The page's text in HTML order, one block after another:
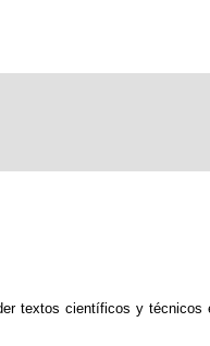
textos científicos y técnicos